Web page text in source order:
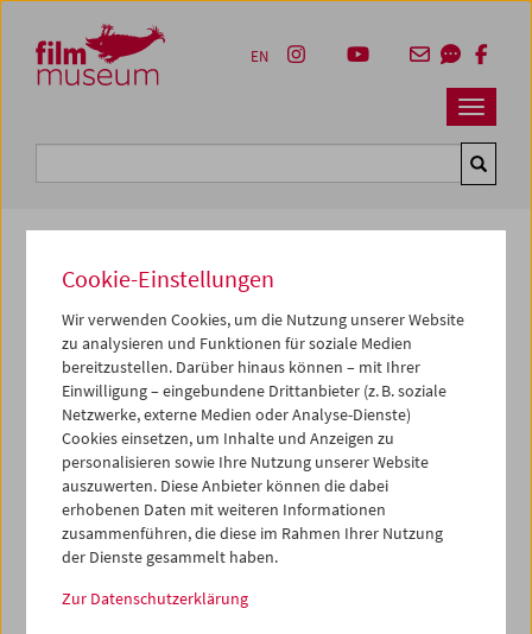
Zum Inhalt
Zum Hauptmenü
Zur Servicenavigation
Zum Suche
Navbar
EN
Noch Kokoseis
1980,3 min
Regie:Ashley Hans Scheirl
Darsteller*innen:Astrid Scheirl
Sammlung:Kontakt Sammlung, Wien
Dieser Inhalt von 'vimeo' kann aufgrund Ihrer
Datenschutzeinstellungen nicht angezeigt werden.
Cookie-Einstellungen
Cookie-Einstellungen
Wir verwenden Cookies, um die Nutzung unserer Website
zu analysieren und Funktionen für soziale Medien
bereitzustellen. Darüber hinaus können – mit Ihrer
Einwilligung – eingebundene Drittanbieter (z. B. soziale
Netzwerke, externe Medien oder Analyse-Dienste)
Cookies einsetzen, um Inhalte und Anzeigen zu
personalisieren sowie Ihre Nutzung unserer Website
auszuwerten. Diese Anbieter können die dabei
erhobenen Daten mit weiteren Informationen
zusammenführen, die diese im Rahmen Ihrer Nutzung
der Dienste gesammelt haben.
Zur Datenschutzerklärung